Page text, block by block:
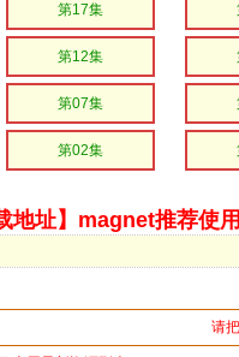
第17集
第12集
第07集
第02集
地址】magnet推荐
请